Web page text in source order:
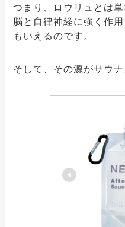
つまり、ロウリュとは
脳と自律神経に強く作
もいえるのです。
そして、その源がサウ